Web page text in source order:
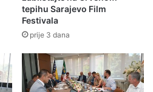
tepihu Sarajevo Film
Festivala
prije 3 dana